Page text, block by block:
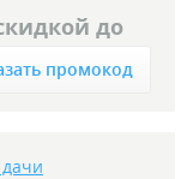
до
промокод